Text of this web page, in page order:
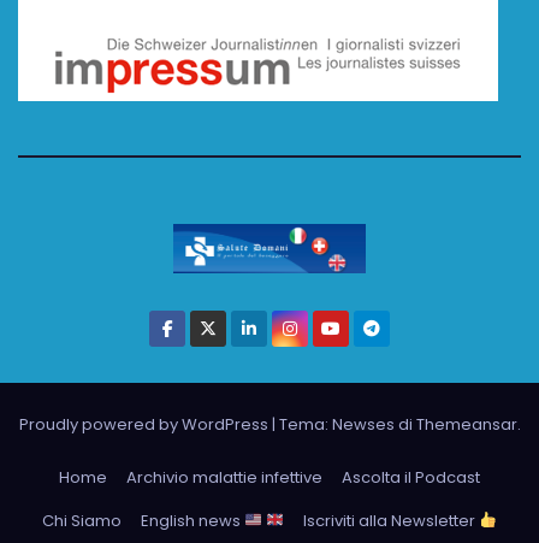
Proudly powered by WordPress | Tema: Newses di Themeansar.
Home Archivio malattie infettive
Ascolta il Podcast
Chi Siamo
English news
Iscriviti alla Newsletter